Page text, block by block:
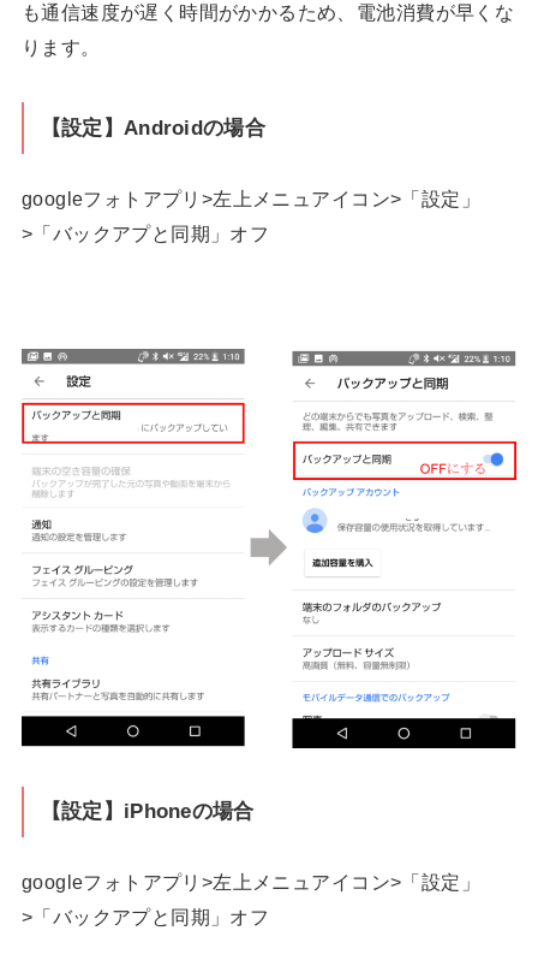
も通信速度が遅く時間がかかるため、電池消費が早くな
ります。
【設定】Androidの場合
googleフォトアプリ>左上メニュアイコン>「設定」
>「バックアプと同期」オフ
【設定】iPhoneの場合
googleフォトアプリ>左上メニュアイコン>「設定」
>「バックアプと同期」オフ